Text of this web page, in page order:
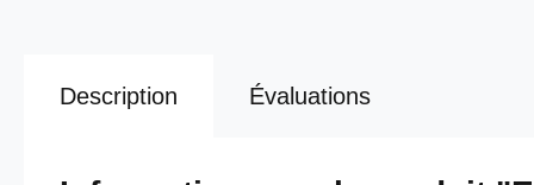
Description Évaluations